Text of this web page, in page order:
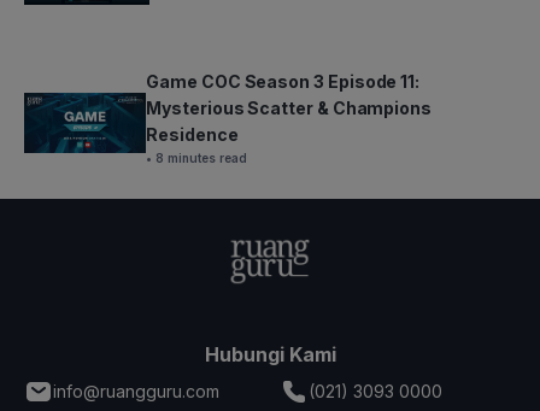
Game COC Season 3 Episode 11:
Mysterious Scatter & Champions
Residence
• 8 minutes read
Hubungi Kami
info@ruangguru.com
(021) 3093 0000